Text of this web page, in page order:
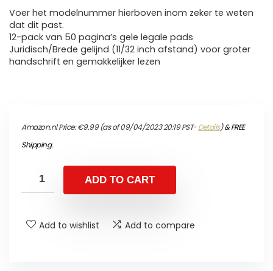
Voer het modelnummer hierboven inom zeker te weten
dat dit past.
12-pack van 50 pagina’s gele legale pads
Juridisch/Brede gelijnd (11/32 inch afstand) voor groter
handschrift en gemakkelijker lezen
Amazon.nl Price:€9.99(as of 09/04/2023 20:19 PST-Details)&FREE
Shipping.
ADD TO CART
Add to wishlist Add to compare